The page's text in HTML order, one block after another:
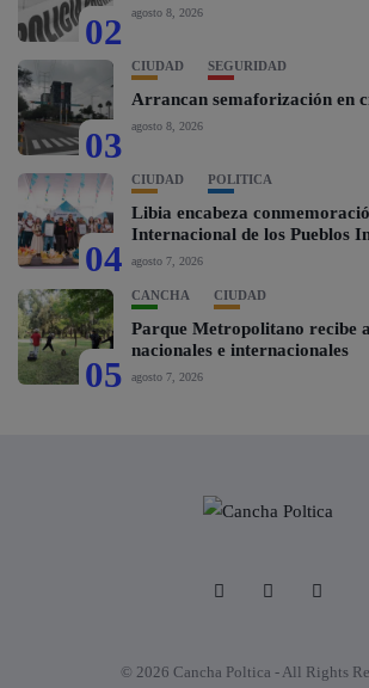
02 agosto 8, 2026
03
CIUDAD SEGURIDAD
Arrancan semaforización en
agosto 8, 2026
04
CIUDAD POLÍTICA
Libia encabeza
Internacional de los Pueblos
agosto 7, 2026
05
CANCHA CIUDAD
Parque Metropolitano recibe
nacionales e internacionales
agosto 7, 2026
© 2026 Cancha Poltica - All Rights